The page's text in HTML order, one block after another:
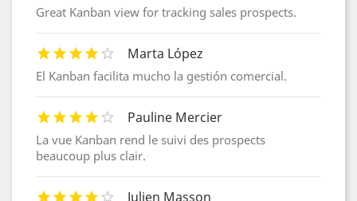
Great Kanban view for tracking sales prospects.
Marta López
El Kanban facilita mucho la gestión comercial.
Pauline Mercier
La vue Kanban rend le suivi des prospects
beaucoup plus clair.
Julien Masson